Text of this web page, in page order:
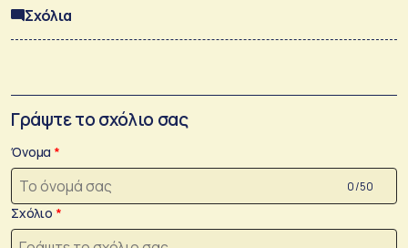
Σχόλια
Γράψτε το σχόλιο σας
Όνομα
0 /50
Σχόλιο